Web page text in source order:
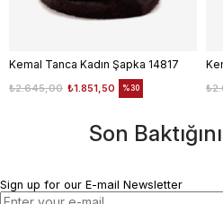
Kemal Tanca Kadın Şapka 14817
₺1.851,50
₺2.645,00 %30
Son
Sign up for our E-mail Newsletter